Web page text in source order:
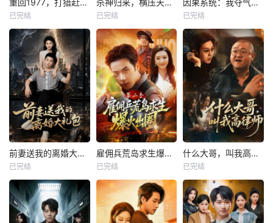
已完结 已完结 已完结
前妻送我的离婚大礼包
已完结
雇佣兵荒岛求生爆火出圈第二季
已完结
什么大哥，叫我高律师
已完结